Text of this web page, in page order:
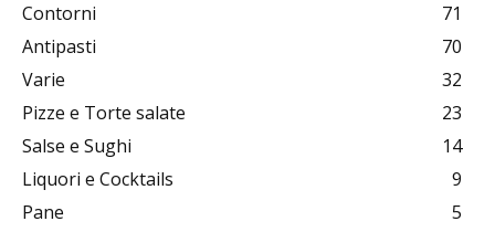
Contorni
71
Antipasti
70
Varie
32
Pizze e Torte salate
23
Salse e Sughi
14
Liquori e Cocktails
9
Pane
5